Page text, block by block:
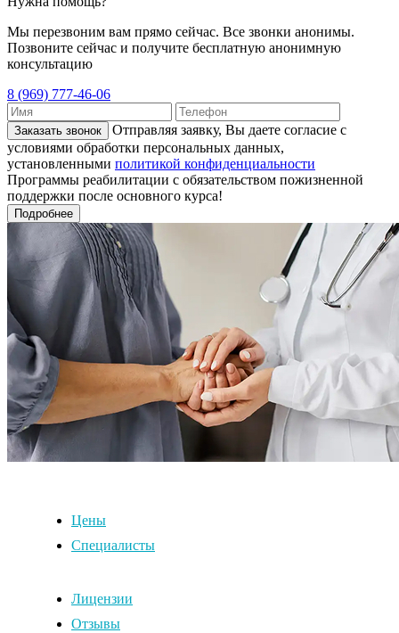
Мы перезвоним вам прямо сейчас. Все звонки анонимы.
Позвоните сейчас и получите бесплатную анонимную
консультацию
8 (969) 777-46-06
Заказать звонок
Отправляя заявку, Вы даете согласие с
условиями обработки персональных данных,
установленными политикой конфиденциальности
Программы реабилитации с обязательством пожизненной
поддержки после основного курса!
Подробнее
Цены
Специалисты
Лицензии
Отзывы